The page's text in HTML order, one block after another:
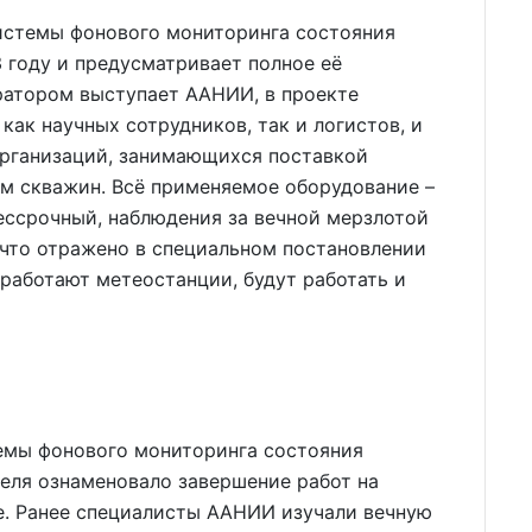
фонового мониторинга состояния
и предусматривает полное её
выступает ААНИИ, в проекте
научных сотрудников, так и логистов, и
занимающихся поставкой
скважин. Всё применяемое оборудование –
наблюдения за вечной мерзлотой
отражено в специальном постановлении
метеостанции, будут работать и
фонового мониторинга состояния
ознаменовало завершение работ на
Ранее специалисты ААНИИ изучали вечную